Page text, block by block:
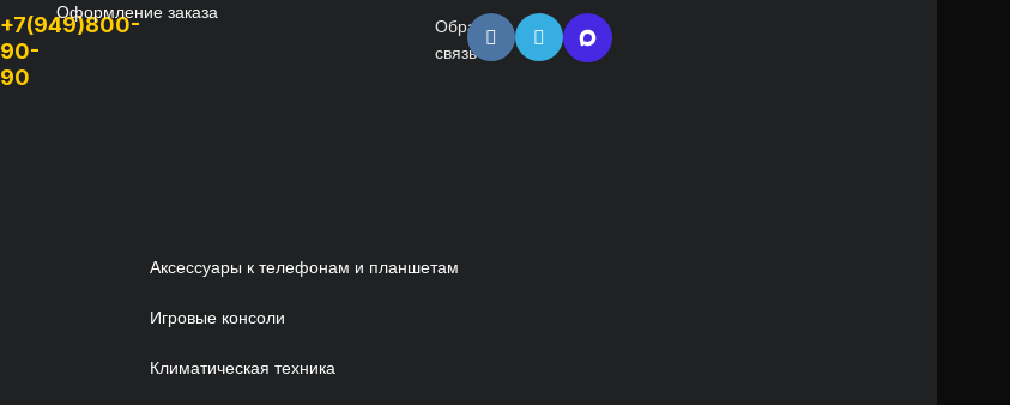
+7(949)800-
90-
90
Оформление заказа
Обратная
связь
Аксессуары к телефонам и планшетам
Игровые консоли
Климатическая техника